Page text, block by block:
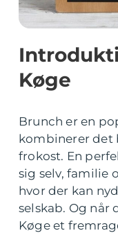
Køge
Brunch er en
kombinerer det
frokost. En
sig selv, familie
hvor der kan
selskab. Og når
Køge et